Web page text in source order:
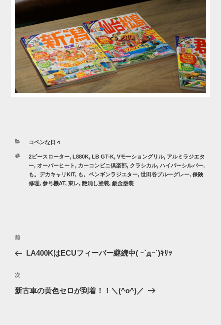
カ
ゴ
ー
コペンな日々
タ
グ
2ピースローター, L880K, LB GT-K, Vモーショングリル, アルミラジエタ
ー, オーバーヒート, カーコンビニ倶楽部, クラシカル, ハイパーシルバー,
も。デカキャリKIT, も。ペンギンラジエター, 世田谷ブルーグレー, 保険
修理, 参号機AT, 東レ, 艶消し塗装, 鈑金塗装
投
ナ
ビ
ゲ
過
去
投
稿
前
LA400KはECUフィーバー継続中( ｰ`дｰ´)ｷﾘｯ
次
の
次
新古車の黄色セロが到着！！＼(^o^)／